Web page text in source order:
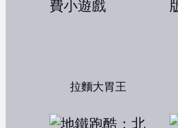
拉麵大胃王